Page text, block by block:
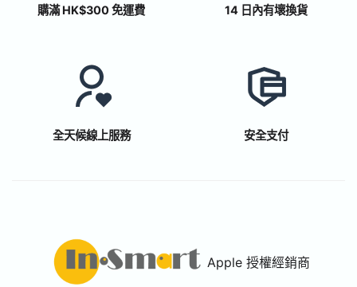
購滿 HK$300 免運費 14 日內有壞換貨
全天候線上服務 安全支付
Apple 授權經銷商